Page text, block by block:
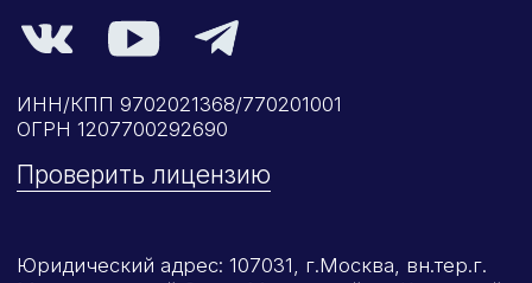
Новые курсы
Эндокринология
Прохождение тестов по клиническим
рекомендациям на портале НМО
Сопровождение первичной
специализированной аккредитации